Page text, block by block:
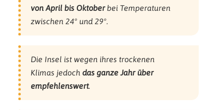
von April bis Oktoberbei Temperaturen
zwischen 24° und 29°.
Die Insel ist wegen ihres trockenen
Klimas jedoch das ganze Jahr über
empfehlenswert.